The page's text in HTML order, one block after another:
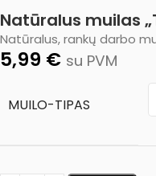
Natūralus muilas
Natūralus, rankų darbo
5,99 € su PVM
MUILO-TIPAS